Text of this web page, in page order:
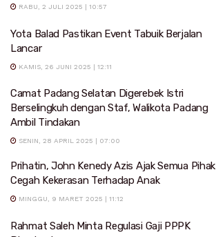
RABU, 2 JULI 2025 | 10:57
Yota Balad Pastikan Event Tabuik Berjalan
Lancar
KAMIS, 26 JUNI 2025 | 12:11
Camat Padang Selatan Digerebek Istri
Berselingkuh dengan Staf, Walikota Padang
Ambil Tindakan
SENIN, 28 APRIL 2025 | 07:00
Prihatin, John Kenedy Azis Ajak Semua Pihak
Cegah Kekerasan Terhadap Anak
MINGGU, 9 MARET 2025 | 11:12
Rahmat Saleh Minta Regulasi Gaji PPPK